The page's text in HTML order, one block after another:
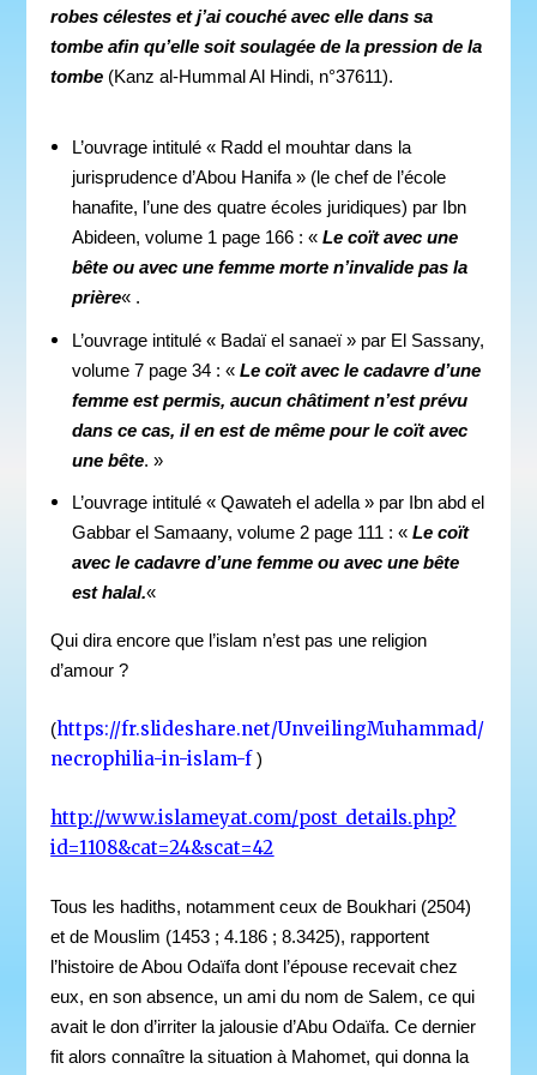
robes célestes et j’ai couché avec elle dans sa
tombe afin qu’elle soit soulagée de la pression de la
tombe (Kanz al-Hummal Al Hindi, n°37611).
L’ouvrage intitulé « Radd el mouhtar dans la
jurisprudence d’Abou Hanifa » (le chef de l’école
hanafite, l’une des quatre écoles juridiques) par Ibn
Abideen, volume 1 page 166 : « Le coït avec une
bête ou avec une femme morte n’invalide pas la
prière« .
L’ouvrage intitulé « Badaï el sanaeï » par El Sassany,
volume 7 page 34 : « Le coït avec le cadavre d’une
femme est permis, aucun châtiment n’est prévu
dans ce cas, il en est de même pour le coït avec
une bête. »
L’ouvrage intitulé « Qawateh el adella » par Ibn abd el
Gabbar el Samaany, volume 2 page 111 : « Le coït
avec le cadavre d’une femme ou avec une bête
est halal.«
Qui dira encore que l’islam n’est pas une religion
d’amour ?
(https://fr.slideshare.net/UnveilingMuhammad/
necrophilia-in-islam-f )
http://www.islameyat.com/post_details.php?
id=1108&cat=24&scat=42
Tous les hadiths, notamment ceux de Boukhari (2504)
et de Mouslim (1453 ; 4.186 ; 8.3425), rapportent
l’histoire de Abou Odaïfa dont l’épouse recevait chez
eux, en son absence, un ami du nom de Salem, ce qui
avait le don d’irriter la jalousie d’Abu Odaïfa. Ce dernier
fit alors connaître la situation à Mahomet, qui donna la